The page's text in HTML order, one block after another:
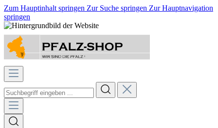
Zum Hauptinhalt springen Zur Suche springen Zur Hauptnavigation
springen